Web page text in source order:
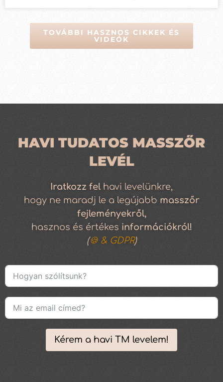
TOVÁBBI HASZNOS CIKKEK ÉS
VIDEÓK
HAVI TUDATOS MASSZŐR
LEVÉL
Iratkozz fel havi levelünkre,
hogy ne maradj le a legújabb masszőr
fejleményekről,
hasznos és értékes információkról!
(🍪 & GDPR)
Kérem a havi TM levelem!